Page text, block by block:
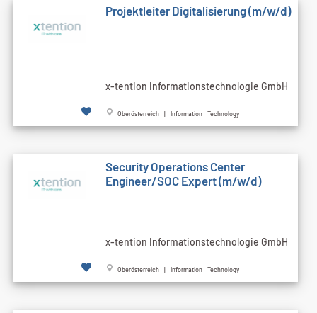
Projektleiter Digitalisierung (m/w/d)
x-tention Informationstechnologie GmbH
Oberösterreich | Information Technology
Security Operations Center
Engineer/SOC Expert (m/w/d)
x-tention Informationstechnologie GmbH
Oberösterreich | Information Technology